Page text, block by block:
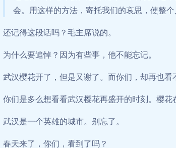
会。用这样的方法，寄托我们的哀思，使整个
还记得这段话吗？毛主席说的。
为什么要追悼？因为有些事，他不能忘记。
武汉樱花开了，但是又谢了。而你们，却再也看
你们是多么想看看武汉樱花再盛开的时刻。樱花
武汉是一个英雄的城市。别忘了。
春天来了，你们，看到了吗？